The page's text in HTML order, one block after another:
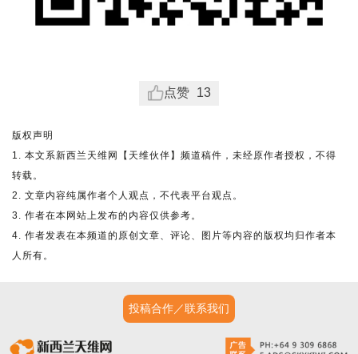
点赞 13
版权声明
1. 本文系新西兰天维网【天维伙伴】频道稿件，未经原作者授权，不得
转载。
2. 文章内容纯属作者个人观点，不代表平台观点。
3. 作者在本网站上发布的内容仅供参考。
4. 作者发表在本频道的原创文章、评论、图片等内容的版权均归作者本
人所有。
投稿合作／联系我们